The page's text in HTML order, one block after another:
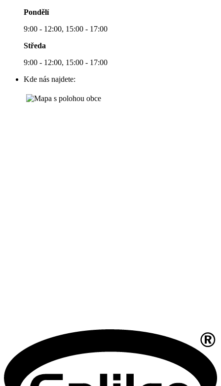
Pondělí
9:00 - 12:00, 15:00 - 17:00
Středa
9:00 - 12:00, 15:00 - 17:00
Kde nás najdete: